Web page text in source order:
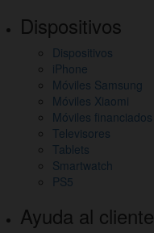
Dispositivos
Dispositivos
iPhone
Móviles Samsung
Móviles Xiaomi
Móviles financiados
Televisores
Tablets
Smartwatch
PS5
Ayuda al cliente